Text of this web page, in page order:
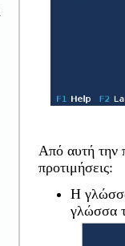
Από αυτή την
προτιμήσεις:
Η
γλώσσα